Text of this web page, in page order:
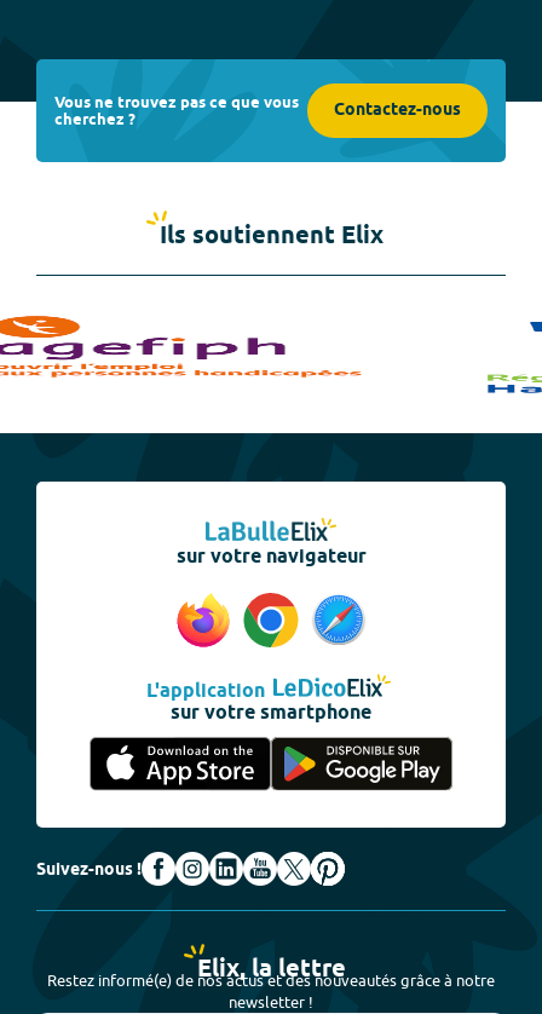
Vous ne trouvez pas ce que vous
cherchez ? Contactez-nous
Ils soutiennent Elix
sur votre navigateur
L'application
sur votre smartphone
Suivez-nous !
Elix, la lettre
Restez informé(e) de nos actus et des nouveautés grâce à notre
newsletter !